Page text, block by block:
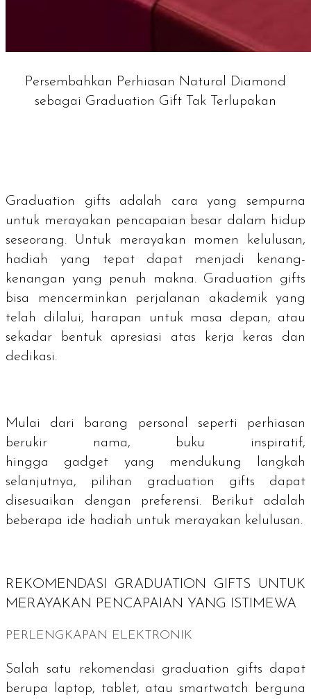
Persembahkan Perhiasan Natural Diamond
sebagai Graduation Gift Tak Terlupakan
Graduation gifts adalah cara yang sempurna
untuk merayakan pencapaian besar dalam hidup
seseorang. Untuk merayakan momen kelulusan,
hadiah yang tepat dapat menjadi kenang-
kenangan yang penuh makna. Graduation gifts
bisa mencerminkan perjalanan akademik yang
telah dilalui, harapan untuk masa depan, atau
sekadar bentuk apresiasi atas kerja keras dan
dedikasi.
Mulai dari barang personal seperti perhiasan
berukir nama, buku inspiratif,
hingga gadget yang mendukung langkah
selanjutnya, pilihan graduation gifts dapat
disesuaikan dengan preferensi. Berikut adalah
beberapa ide hadiah untuk merayakan kelulusan.
REKOMENDASI GRADUATION GIFTS UNTUK
MERAYAKAN PENCAPAIAN YANG ISTIMEWA
PERLENGKAPAN ELEKTRONIK
Salah satu rekomendasi graduation gifts dapat
berupa laptop, tablet, atau smartwatch berguna